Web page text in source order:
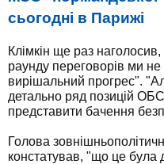
сьогодні в Парижі
Клімкін ще раз
раунду переговорів ми
вирішальний прогрес".
детально ряд позицій
представити бачення
Голова
констатував, "що це була